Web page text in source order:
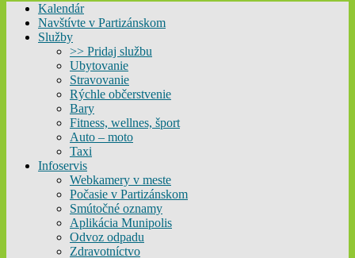
Menu
Kalendár
Navštívte v Partizánskom
Služby
>> Pridaj službu
Ubytovanie
Stravovanie
Rýchle občerstvenie
Bary
Fitness, wellnes, šport
Auto – moto
Taxi
Infoservis
Webkamery v meste
Počasie v Partizánskom
Smútočné oznamy
Aplikácia Munipolis
Odvoz odpadu
Zdravotníctvo